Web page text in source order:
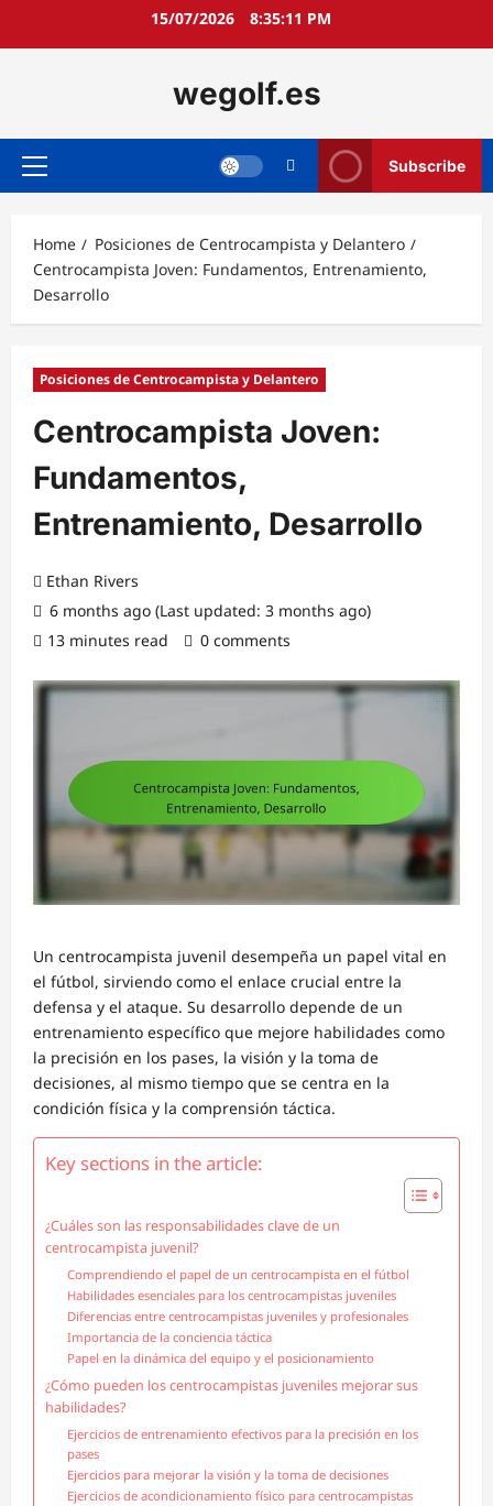
15/07/2026 8:35:12 PM
wegolf.es
Primary
Subscribe
Home
Posiciones de Centrocampista y Delantero
Centrocampista Joven: Fundamentos, Entrenamiento,
Desarrollo
Posiciones de Centrocampista y Delantero
Centrocampista Joven:
Fundamentos,
Entrenamiento, Desarrollo
Ethan Rivers
6 months ago (Last updated: 3 months ago)
13 minutes read
0 comments
Un centrocampista juvenil desempeña un papel vital en
el fútbol, sirviendo como el enlace crucial entre la
defensa y el ataque. Su desarrollo depende de un
entrenamiento específico que mejore habilidades como
la precisión en los pases, la visión y la toma de
decisiones, al mismo tiempo que se centra en la
condición física y la comprensión táctica.
Key sections in the article:
¿Cuáles son las responsabilidades clave de un
centrocampista juvenil?
Comprendiendo el papel de un centrocampista en el fútbol
Habilidades esenciales para los centrocampistas juveniles
Diferencias entre centrocampistas juveniles y profesionales
Importancia de la conciencia táctica
Papel en la dinámica del equipo y el posicionamiento
¿Cómo pueden los centrocampistas juveniles mejorar sus
habilidades?
Ejercicios de entrenamiento efectivos para la precisión en los
pases
Ejercicios para mejorar la visión y la toma de decisiones
Ejercicios de acondicionamiento físico para centrocampistas